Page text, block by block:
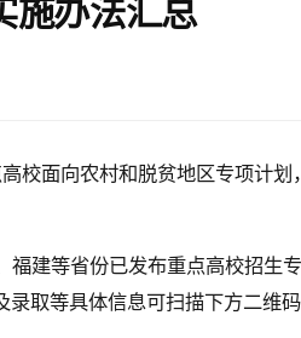
施办法汇总
面向农村和脱贫地区专项计划
建等省份已发布重点高校招生
取等具体信息可扫描下方二维码